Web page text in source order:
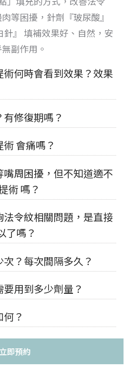
等困擾，針劑『玻尿酸』
針』 填補效果好、自然，安
副作用。
何時會看到效果？效果
修復期嗎？
會痛嗎？
周困擾，但不知道適不
術 嗎？
令紋相關問題，是直接
了嗎？
？每次間隔多久？
用到多少劑量？
？
立即預約